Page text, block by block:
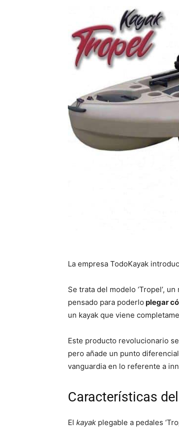
La empresa TodoKayak
Se trata del modelo ‘Tropel’,
pensado para poderlo plegar
un kayak que viene
Este producto revolucionario
pero añade un punto
vanguardia en lo referente a
Características
El kayak plegable a pedales